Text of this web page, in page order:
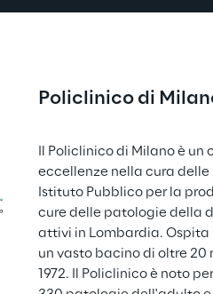
Policlinico di
Il Policlinico di Milano è
eccellenze nella cura
Istituto Pubblico per la
cure delle patologie della
attivi in Lombardia. Ospita
un vasto bacino di oltre
1972. Il Policlinico è noto